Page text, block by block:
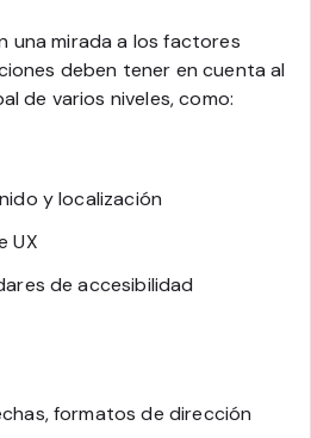
una mirada a los factores
deben tener en cuenta al
de varios niveles, como:
y localización
UX
de accesibilidad
formatos de dirección